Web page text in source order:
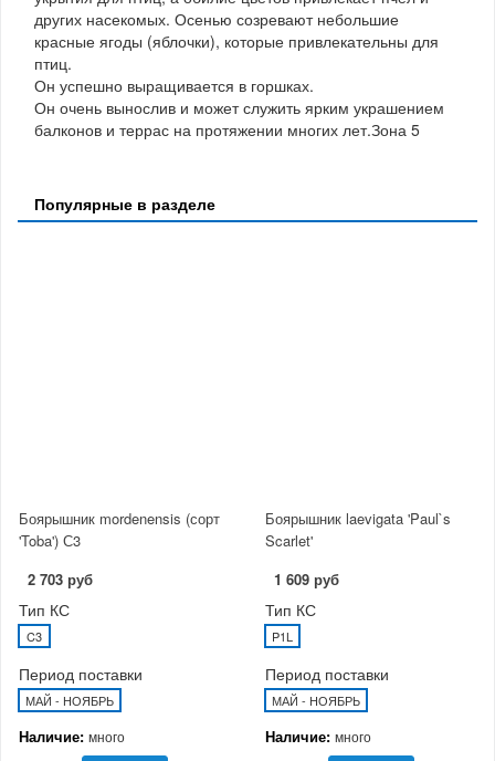
других насекомых. Осенью созревают небольшие
красные ягоды (яблочки), которые привлекательны для
птиц.
Он успешно выращивается в горшках.
Он очень вынослив и может служить ярким украшением
балконов и террас на протяжении многих лет.Зона 5
Популярные в разделе
Боярышник mordenensis (сорт
'Toba') С3
2 703 руб
Тип КС
C3
Период поставки
МАЙ - НОЯБРЬ
Наличие: много
Боярышник laevigata 'Paul`s
Scarlet'
1 609 руб
Тип КС
P1L
Период поставки
МАЙ - НОЯБРЬ
Наличие: много